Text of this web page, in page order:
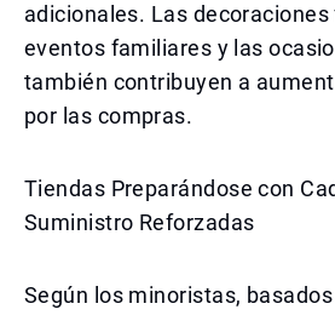
adicionales. Las
eventos familiares y las
también contribuyen a
por las compras.
Tiendas Preparándose con
Suministro Reforzadas
Según los minoristas,